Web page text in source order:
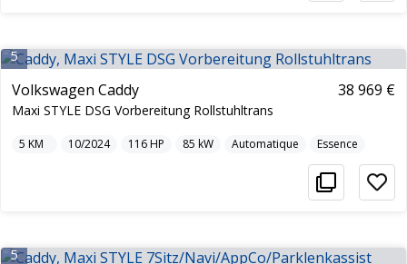
5
Volkswagen Caddy
Maxi STYLE DSG Vorbereitung Rollstuhltrans
38 969 €
5 KM 10/2024 116HP 85 kW Automatique Essence
5